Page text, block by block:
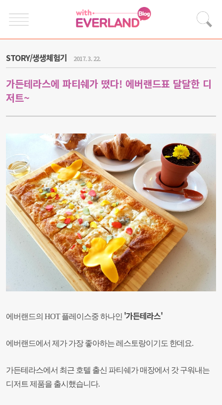
STORY/생생체험기 2017. 3. 22.
가든테라스에 파티쉐가 떴다! 에버랜드표 달달한 디
저트~
에버랜드의 HOT 플레이스중 하나인 '가든테라스'
에버랜드에서 제가 가장 좋아하는 레스토랑이기도 한데요.
가든테라스에서 최근 호텔 출신 파티쉐가 매장에서 갓 구워내는
디저트 제품을 출시했습니다.